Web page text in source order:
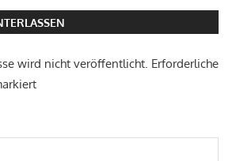
wird nicht veröffentlicht. Erforderliche